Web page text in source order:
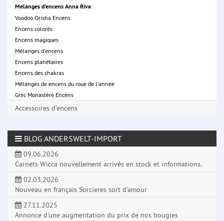
Mélanges d'encens Anna Riva
Voodoo Orisha Encens
Encens colorés
Encens magiques
Mélanges d'encens
Encens planétaires
Encens des chakras
Mélanges de encens du roue de l'année
Grec Monastère Encens
Accessoires d'encens
BLOG ANDERSWELT-IMPORT
09.06.2026
Carnets Wicca nouvellement arrivés en stock et informations.
02.03.2026
Nouveau en français Sorcieres sort d'amour
27.11.2025
Annonce d'une augmentation du prix de nos bougies